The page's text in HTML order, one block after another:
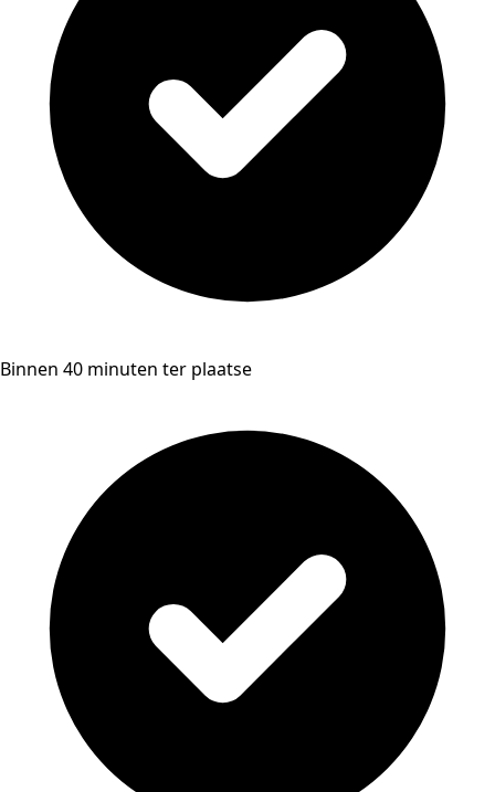
Binnen 40 minuten ter plaatse